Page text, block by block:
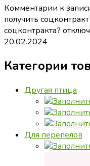
Комментарии к
получить
соцконтракта?
20.02.2024
Категории
Другая птица
Для перепелов